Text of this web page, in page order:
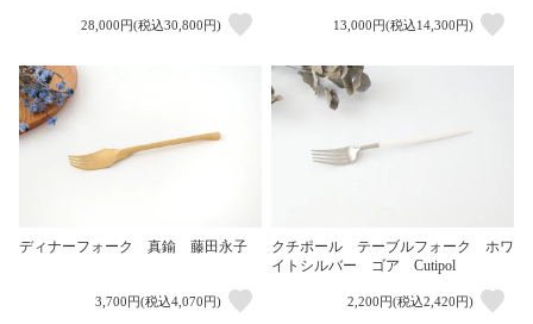
28,000円(税込30,800円) 13,000円(税込14,300円)
ディナーフォーク 真鍮 藤田永子
3,700円(税込4,070円)
クチポール テーブルフォーク ホワ
イトシルバー ゴア Cutipol
2,200円(税込2,420円)